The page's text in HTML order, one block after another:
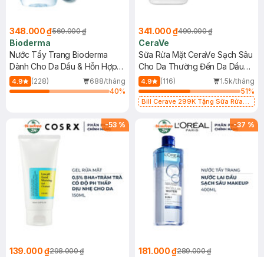
348.000 ₫560.000 ₫
Bioderma
Nước Tẩy Trang Bioderma
Dành Cho Da Dầu & Hỗn Hợp
500ml
4.9 (228)
688/tháng
40%
341.000 ₫490.000 ₫
CeraVe
Sữa Rửa Mặt CeraVe Sạch Sâu
Cho Da Thường Đến Da Dầu
473ml
4.9 (116)
1.5k/tháng
51%
Bill Cerave 299K Tặng Sữa Rửa
-53 %
139.000 ₫298.000 ₫
-37 %
181.000 ₫289.000 ₫